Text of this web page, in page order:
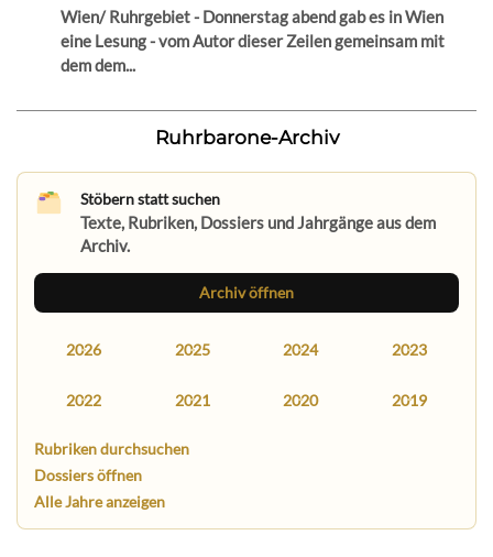
Wien/ Ruhrgebiet - Donnerstag abend gab es in Wien
eine Lesung - vom Autor dieser Zeilen gemeinsam mit
dem dem...
Ruhrbarone-Archiv
Stöbern statt suchen
Texte, Rubriken, Dossiers und Jahrgänge aus dem
Archiv.
Archiv öffnen
2026 2025 2024 2023
2022 2021 2020 2019
Rubriken durchsuchen
Dossiers öffnen
Alle Jahre anzeigen